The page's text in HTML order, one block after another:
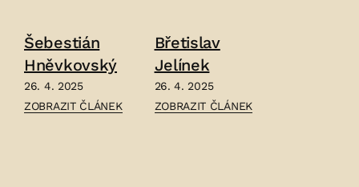
–
–
Šebestián
Hněvkovský
26. 4. 2025
ČLÁNEK:
ZOBRAZIT ČLÁNEK
Břetislav
Jelínek
26. 4. 2025
ČLÁNEK:
ZOBRAZIT ČLÁNEK